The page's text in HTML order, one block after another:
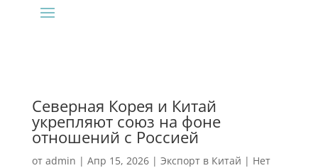
Северная Корея и Китай
укрепляют союз на фоне
отношений с Россией
от admin | Апр 15, 2026| Экспорт в Китай | Нет